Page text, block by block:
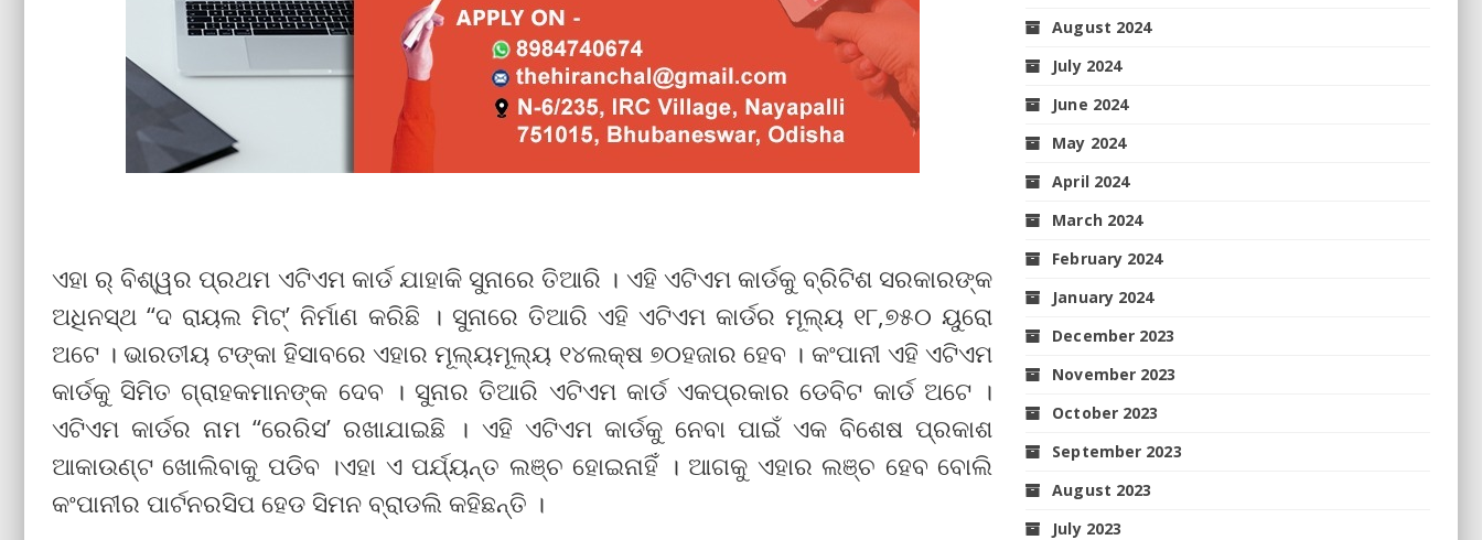
ଏହା ର୍ ବିଶ୍ୱର ପ୍ରଥମ ଏଟିଏମ କାର୍ଡ ଯାହାକି ସୁନାରେ ତିଆରି । ଏହି ଏଟିଏମ କାର୍ଡକୁ ବ୍ରିଟିଶ ସରକାରଙ୍କ
ଅଧିନସ୍ଥ “ଦ ରାୟଲ ମିଟ୍‌’ ନିର୍ମାଣ କରିଛି । ସୁନାରେ ତିଆରି ଏହି ଏଟିଏମ କାର୍ଡର ମୂଲ୍ୟ ୧୮,୭୫୦ ୟୁରୋ
ଅଟେ । ଭାରତୀୟ ଟଙ୍କା ହିସାବରେ ଏହାର ମୂଲ୍ୟମୂଲ୍ୟ ୧୪ଲକ୍ଷ ୭୦ହଜାର ହେବ । କଂପାନୀ ଏହି ଏଟିଏମ
କାର୍ଡକୁ ସିମିତ ଗ୍ରାହକମାନଙ୍କ ଦେବ । ସୁନାର ତିଆରି ଏଟିଏମ କାର୍ଡ ଏକପ୍ରକାର ଡେବିଟ କାର୍ଡ ଅଟେ ।
ଏଟିଏମ କାର୍ଡର ନାମ “ରେରିସ’ ରଖାଯାଇଛି । ଏହି ଏଟିଏମ କାର୍ଡକୁ ନେବା ପାଇଁ ଏକ ବିଶେଷ ପ୍ରକାଶ
ଆକାଉଣ୍ଟ ଖୋଲିବାକୁ ପଡିବ ।ଏହା ଏ ପର୍ଯ୍ୟନ୍ତ ଲଞ୍ଚ ହୋଇନାହିଁ । ଆଗକୁ ଏହାର ଲଞ୍ଚ ହେବ ବୋଲି
କଂପାନୀର ପାର୍ଟନରସିପ ହେଡ ସିମନ ବ୍ରାଡଲି କହିଛନ୍ତି ।
August 2024
July 2024
June 2024
May 2024
April 2024
March 2024
February 2024
January 2024
December 2023
November 2023
October 2023
September 2023
August 2023
July 2023